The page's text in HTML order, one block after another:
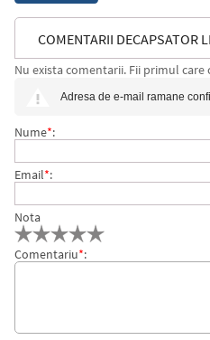
COMENTARII DECAPSATOR
Nu exista comentarii. Fii primul
Adresa de e-mail ramane
Nume*:
Email*:
Nota
Comentariu*: